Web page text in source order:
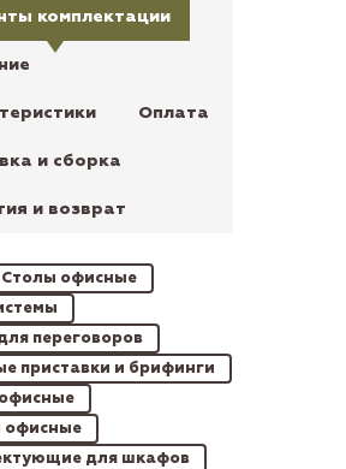
комплектации
Оплата
и сборка
и возврат
Столы офисные
переговоров
приставки и брифинги
для шкафов